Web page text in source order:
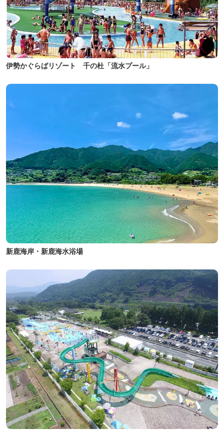
伊勢かぐらばリゾート 千の杜「流水プール」
新鹿海岸・新鹿海水浴場